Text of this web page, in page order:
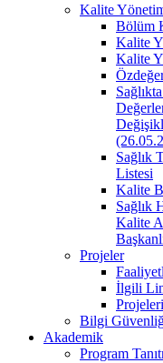
Kalite
Bölüm
Kalite
Kalite
Sağlık
Listesi
Kalite
Sağlık
Kalite
Projeler
İlgili
Bilgi
Akademik
Program